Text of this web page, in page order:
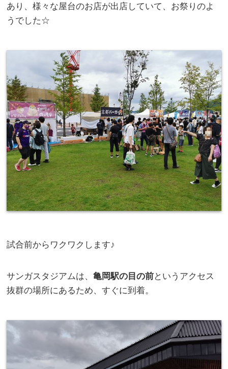
あり、様々な屋台のお店が出店していて、お祭りのよ
うでした☆
試合前からワクワクします♪
サンガスタジアムは、亀岡駅の目の前というアクセス
抜群の場所にあるため、すぐに到着。